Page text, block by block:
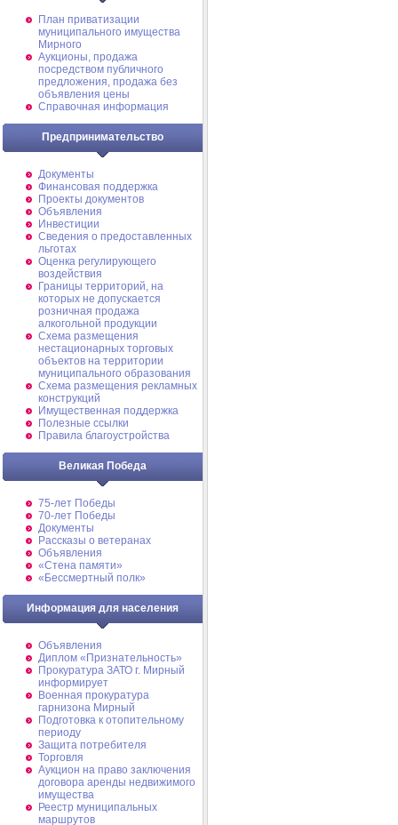
План приватизации
муниципального имущества
Мирного
Аукционы, продажа
посредством публичного
предложения, продажа без
объявления цены
Справочная информация
Предпринимательство
Документы
Финансовая поддержка
Проекты документов
Объявления
Инвестиции
Сведения о предоставленных
льготах
Оценка регулирующего
воздействия
Границы территорий, на
которых не допускается
розничная продажа
алкогольной продукции
Схема размещения
нестационарных торговых
объектов на территории
муниципального образования
Схема размещения рекламных
конструкций
Имущественная поддержка
Полезные ссылки
Правила благоустройства
Великая Победа
75-лет Победы
70-лет Победы
Документы
Рассказы о ветеранах
Объявления
«Стена памяти»
«Бессмертный полк»
Информация для населения
Объявления
Диплом «Признательность»
Прокуратура ЗАТО г. Мирный
информирует
Военная прокуратура
гарнизона Мирный
Подготовка к отопительному
периоду
Защита потребителя
Торговля
Аукцион на право заключения
договора аренды недвижимого
имущества
Реестр муниципальных
маршрутов